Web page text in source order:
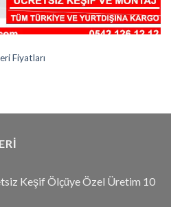
Fiyatları
Keşif Ölçüye Özel Üretim 10